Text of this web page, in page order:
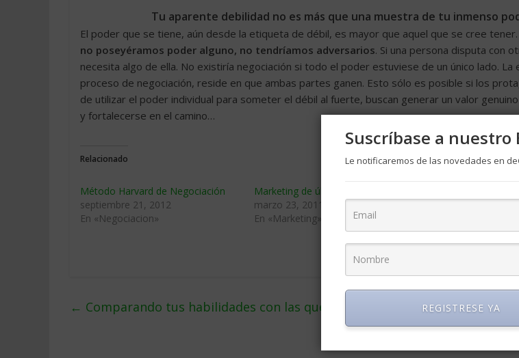
Tu aparente debilidad no es más que una muestra de tu inmenso
El poder que se tiene, aún desde la etiqueta de débil, es mayor que aquel que se cree
no poseyéramos poder alguno, no tendríamos adversarios. Si una persona disputa con
necesita algo de ella. No existiría negociación si todo el poder estuviese de un único lado. La
proceso de negociación, reside en que ambas partes ganen. Esto sólo es posible si los
de utilizar el poder individual para someter el débil al fuerte, buscan generar un valor
y fortalecerse en el camino…
Relacionado
Método Harvard de Negociación
septiembre 21, 2012
En «Negociacion»
Marketing de última generación
marzo 23, 2011
En «Marketing»
En «Motivacion»
← Comparando tus habilidades con las que demanda el negocio
Suscríbase a nuestro
Le notificaremos de las novedades en
REGISTRESE YA